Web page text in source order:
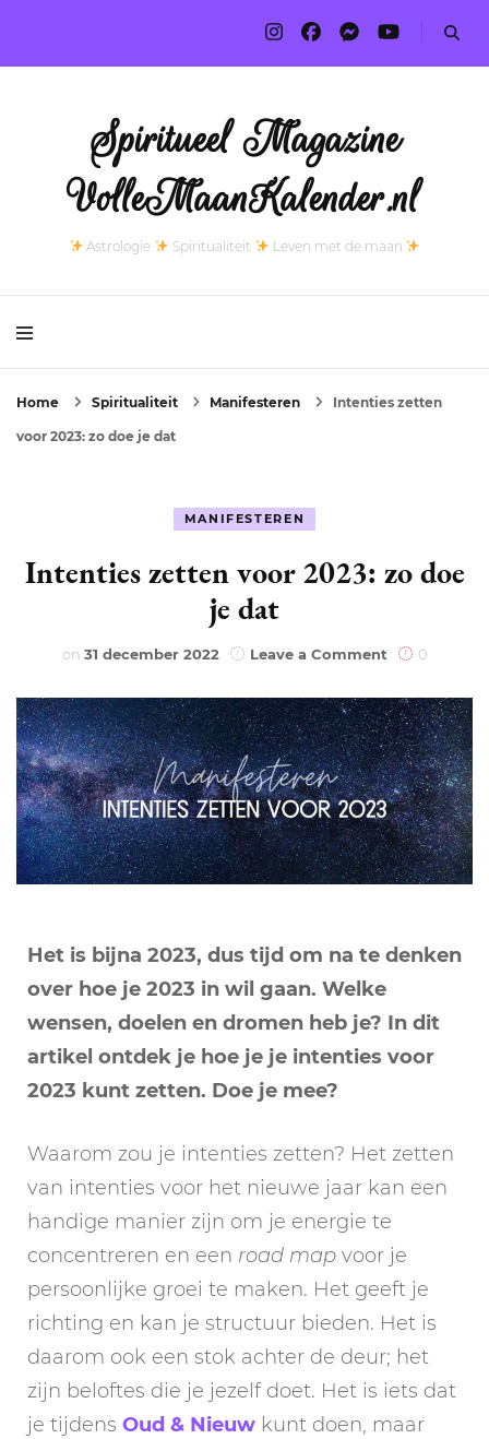
Spiritueel Magazine
VolleMaanKalender.nl
Astrologie Spiritualiteit Leven met de maan
Home Spiritualiteit Manifesteren Intenties zetten
voor 2023: zo doe je dat
MANIFESTEREN
Intenties zetten voor 2023: zo doe
je dat
on 31 december 2022 Leave a Commenton
zetten
voor
2023:
zo
doe
je
dat
0
Het is bijna 2023, dus tijd om na te denken
over hoe je 2023 in wil gaan. Welke
wensen, doelen en dromen heb je? In dit
artikel ontdek je hoe je je intenties voor
2023 kunt zetten. Doe je mee?
Waarom zou je intenties zetten? Het zetten
van intenties voor het nieuwe jaar kan een
handige manier zijn om je energie te
concentreren en een road map voor je
persoonlijke groei te maken. Het geeft je
richting en kan je structuur bieden. Het is
daarom ook een stok achter de deur; het
zijn beloftes die je jezelf doet. Het is iets dat
je tijdens Oud & Nieuw kunt doen, maar